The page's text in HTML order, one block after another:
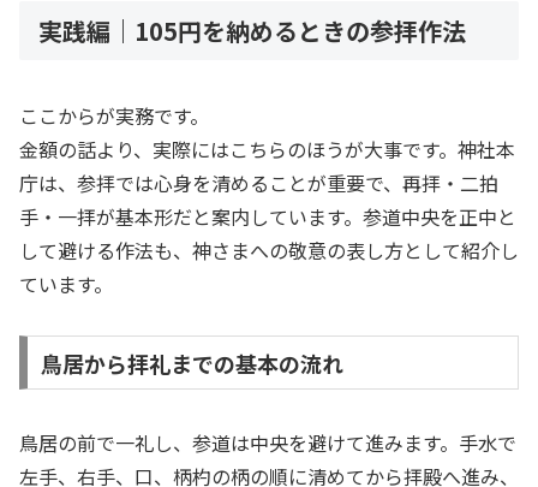
実践編｜105円を納めるときの参拝作法
ここからが実務です。
金額の話より、実際にはこちらのほうが大事です。神社本
庁は、参拝では心身を清めることが重要で、再拝・二拍
手・一拝が基本形だと案内しています。参道中央を正中と
して避ける作法も、神さまへの敬意の表し方として紹介し
ています。
鳥居から拝礼までの基本の流れ
鳥居の前で一礼し、参道は中央を避けて進みます。手水で
左手、右手、口、柄杓の柄の順に清めてから拝殿へ進み、